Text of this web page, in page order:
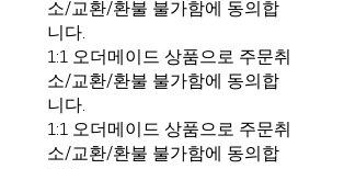
소/교환/환불 불가함에 동의합
니다.
1:1 오더메이드 상품으로 주문취
소/교환/환불 불가함에 동의합
니다.
1:1 오더메이드 상품으로 주문취
소/교환/환불 불가함에 동의합